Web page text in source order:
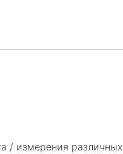
/ измерения различных